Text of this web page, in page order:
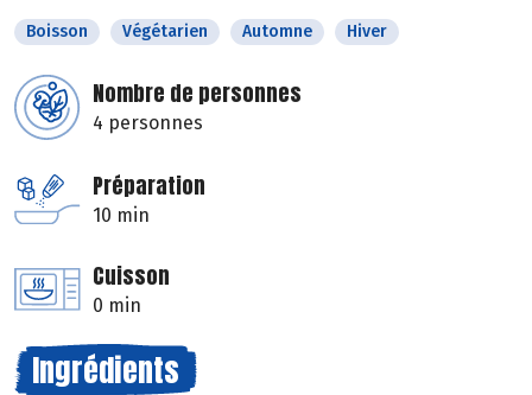
Boisson Végétarien Automne Hiver
Nombre de personnes
4 personnes
Préparation
10 min
Cuisson
0 min
Ingrédients